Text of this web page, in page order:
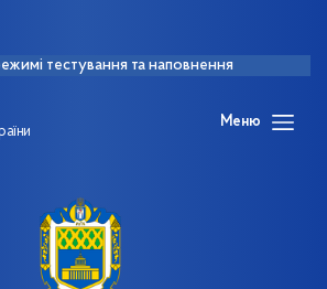
тестування та наповнення
Меню